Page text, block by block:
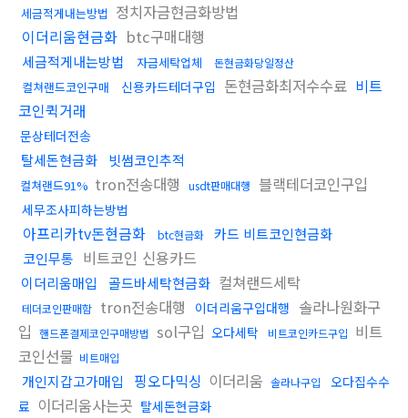
세금적게내는방법 정치자금현금화방법
이더리움현금화 btc구매대행
세금적게내는방법 자금세탁업체 돈현금화당일정산
컬쳐랜드코인구매 신용카드테더구입 돈현금화최저수수료 비트
코인퀵거래
문상테더전송
탈세돈현금화 빗썸코인추적
컬쳐랜드91% tron전송대행 usdt판매대행 블랙테더코인구입
세무조사피하는방법
아프리카tv돈현금화 btc현금화
카드 비트코인현금화
코인무통 비트코인 신용카드
이더리움매입 골드바세탁현금화 컬쳐랜드세탁
테더코인판매함 tron전송대행 이더리움구입대행 솔라나원화구
입 핸드폰결제코인구매방법 sol구입 오다세탁 비트코인카드구입 비트
코인선물 비트매입
개인지갑고가매입 핑오다믹싱 이더리움 솔라나구입
오다집수수
료 이더리움사는곳 탈세돈현금화